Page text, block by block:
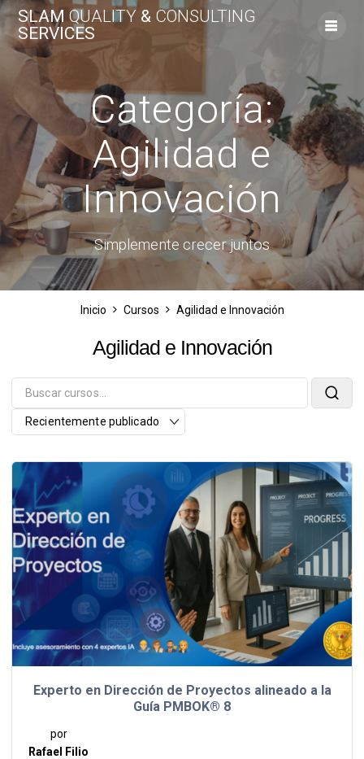
Saltar
al
SLAM QUALITY & CONSULTING
SERVICES
Categoría:
Agilidad e
Innovación
Simplemente crecer juntos
Inicio Cursos Agilidad e Innovación
Agilidad e Innovación
Experto en Dirección de Proyectos alineado a la
Guía PMBOK® 8
por
Rafael Filio